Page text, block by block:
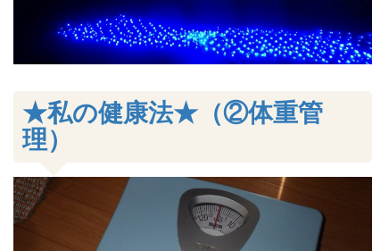
★私の健康法★（②体重管
理）